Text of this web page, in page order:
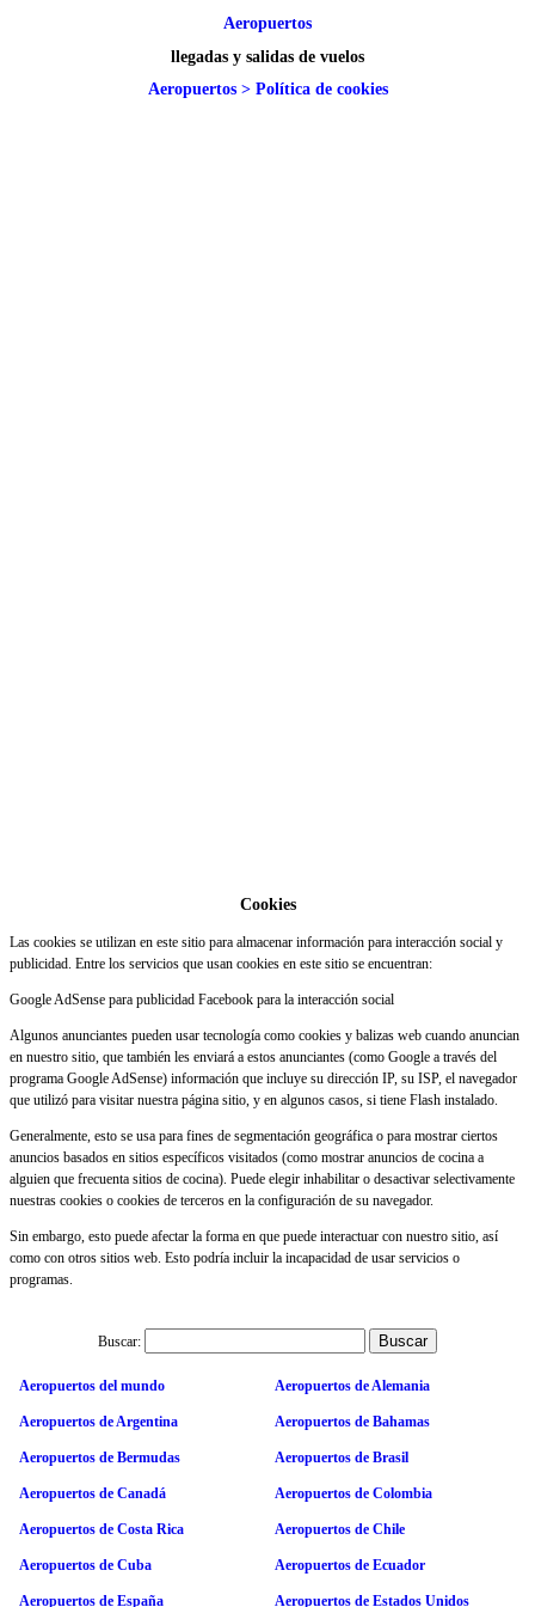
Aeropuertos
llegadas y salidas de vuelos
Aeropuertos> Política de cookies
Cookies
Las cookies se utilizan en este sitio para almacenar información para interacción social y
publicidad. Entre los servicios que usan cookies en este sitio se encuentran:
Google AdSense para publicidad Facebook para la interacción social
Algunos anunciantes pueden usar tecnología como cookies y balizas web cuando anuncian
en nuestro sitio, que también les enviará a estos anunciantes (como Google a través del
programa Google AdSense) información que incluye su dirección IP, su ISP, el navegador
que utilizó para visitar nuestra página sitio, y en algunos casos, si tiene Flash instalado.
Generalmente, esto se usa para fines de segmentación geográfica o para mostrar ciertos
anuncios basados ​​en sitios específicos visitados (como mostrar anuncios de cocina a
alguien que frecuenta sitios de cocina). Puede elegir inhabilitar o desactivar selectivamente
nuestras cookies o cookies de terceros en la configuración de su navegador.
Sin embargo, esto puede afectar la forma en que puede interactuar con nuestro sitio, así
como con otros sitios web. Esto podría incluir la incapacidad de usar servicios o
programas.
Buscar:
Aeropuertos del mundo Aeropuertos de Alemania
Aeropuertos de Argentina Aeropuertos de Bahamas
Aeropuertos de Bermudas Aeropuertos de Brasil
Aeropuertos de Canadá Aeropuertos de Colombia
Aeropuertos de Costa Rica Aeropuertos de Chile
Aeropuertos de Cuba Aeropuertos de Ecuador
Aeropuertos de España Aeropuertos de Estados Unidos